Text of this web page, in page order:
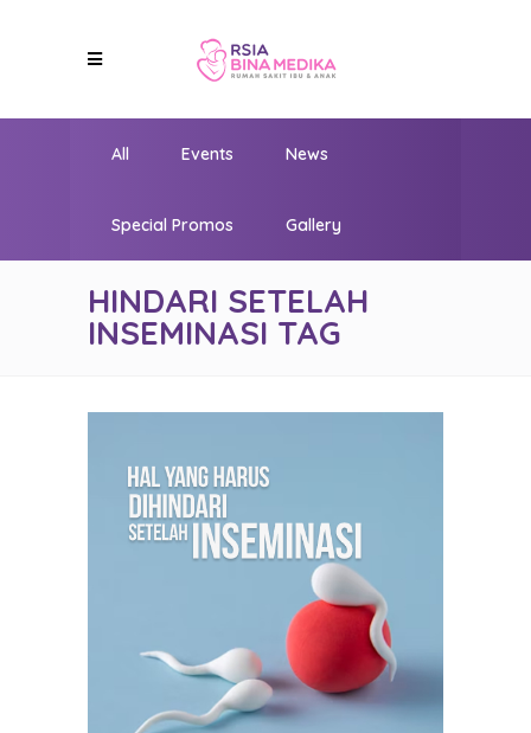
All Events News
Special Promos Gallery
HINDARI SETELAH
INSEMINASI TAG